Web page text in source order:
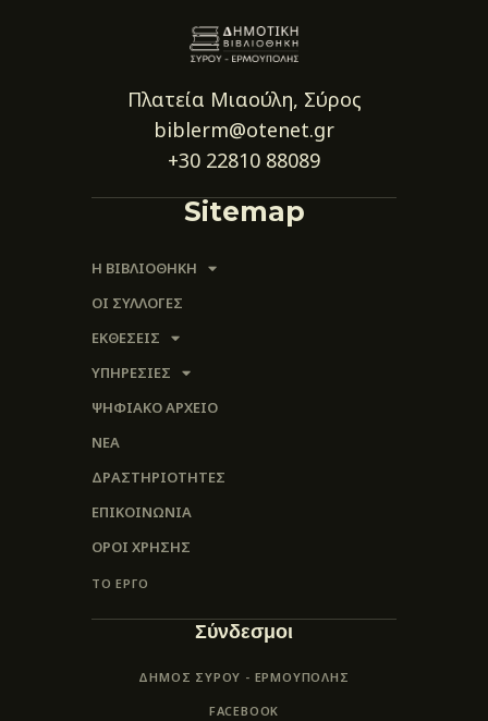
Πλατεία Μιαούλη, Σύρος
biblerm@otenet.gr
+30 22810 88089
Sitemap
Η ΒΙΒΛΙΟΘΗΚΗ
ΟΙ ΣΥΛΛΟΓΈΣ
ΕΚΘΕΣΕΙΣ
ΥΠΗΡΕΣΙΕΣ
ΨΗΦΙΑΚΌ ΑΡΧΕΊΟ
ΝΕΑ
ΔΡΑΣΤΗΡΙΟΤΗΤΕΣ
ΕΠΙΚΟΙΝΩΝΊΑ
ΌΡΟΙ ΧΡΉΣΗΣ
ΤΟ ΕΡΓΟ
Σύνδεσμοι
ΔΗΜΟΣ ΣΥΡΟΥ - ΕΡΜΟΎΠΟΛΗΣ
FACEBOOK